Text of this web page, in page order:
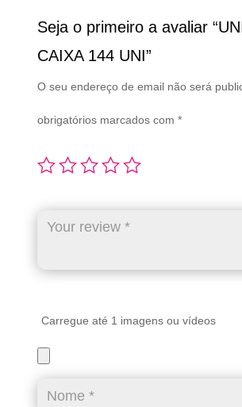
Seja o primeiro a avaliar
CAIXA 144 UNI”
O seu endereço de email não será
obrigatórios marcados com *
Carregue até 1 imagens ou vídeos